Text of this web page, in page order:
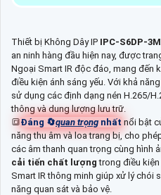
Thiết bị Không Dây IP IPC-S6DP-
an ninh hàng đầu hiện nay, được
Ngoại Smart IR độc đáo, mang đến
điều kiện ánh sáng yếu. Với khả
sử dụng các định dạng nén H.265/
thông và dung lượng lưu trữ.
🔳Đáng 🔄quan trọng nhất nổi bật
năng thu âm và loa trang bị, cho
các âm thanh quan trọng cùng hình
cải tiến chất lượng trong điều
Smart IR thông minh giúp xử lý chói
năng quan sát và bảo vệ.